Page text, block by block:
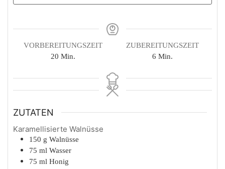
VORBEREITUNGSZEIT
20Minuten
Min.
ZUBEREITUNGSZEIT
6Minuten
Min.
ZUTATEN
Karamellisierte Walnüsse
150 g Walnüsse
75 ml Wasser
75 ml Honig